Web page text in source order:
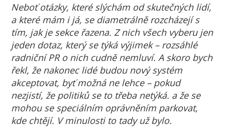
Neboť otázky, které slýchám od skutečných lidí,
a které mám i já, se diametrálně rozcházejí s
tím, jak je sekce řazena. Z nich všech vyberu jen
jeden dotaz, který se týká výjimek – rozsáhlé
radniční PR o nich cudně nemluví. A skoro bych
řekl, že nakonec lidé budou nový systém
akceptovat, byť možná ne lehce – pokud
nezjistí, že politiků se to třeba netýká. a že se
mohou se speciálním oprávněním parkovat,
kde chtějí. V minulosti to tady už bylo.